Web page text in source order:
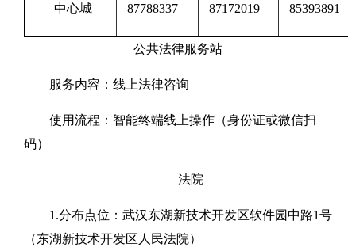
中心城 87788337 87172019 85393891
公共法律服务站
服务内容：线上法律咨询
使用流程：智能终端线上操作（身份证或微信扫
码）
法院
1.分布点位：武汉东湖新技术开发区软件园中路1号
（东湖新技术开发区人民法院）